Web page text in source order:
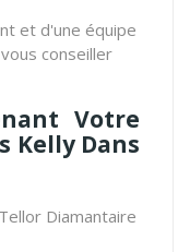
et d'une équipe
conseiller
Votre
Kelly Dans
Diamantaire